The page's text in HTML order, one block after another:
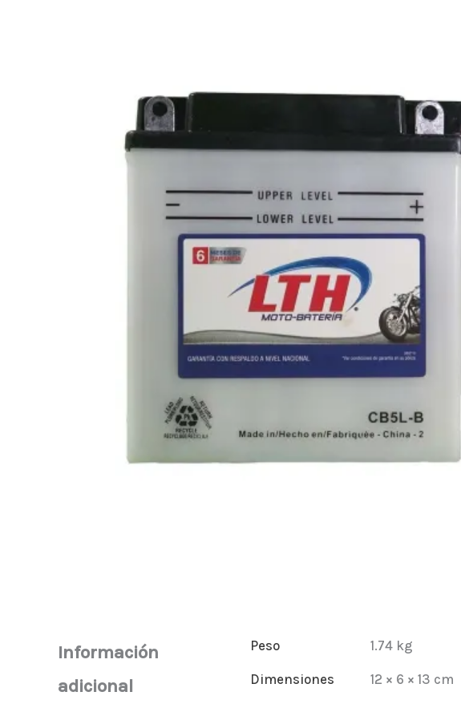
Información
adicional
Peso 1.74 kg
Dimensiones 12 × 6 × 13 cm